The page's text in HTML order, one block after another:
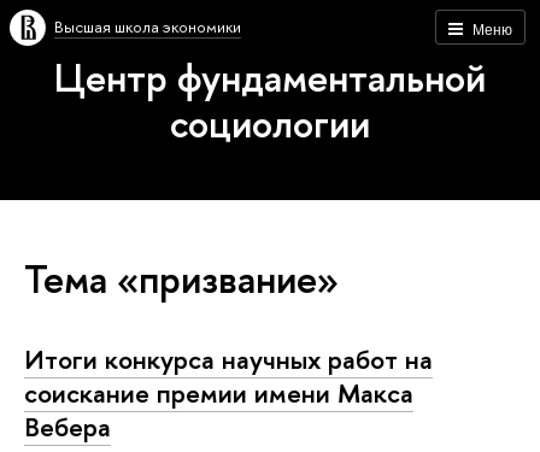
Меню
Высшая школа экономики
Центр фундаментальной
социологии
Тема «призвание»
Итоги конкурса научных работ на
соискание премии имени Макса
Вебера